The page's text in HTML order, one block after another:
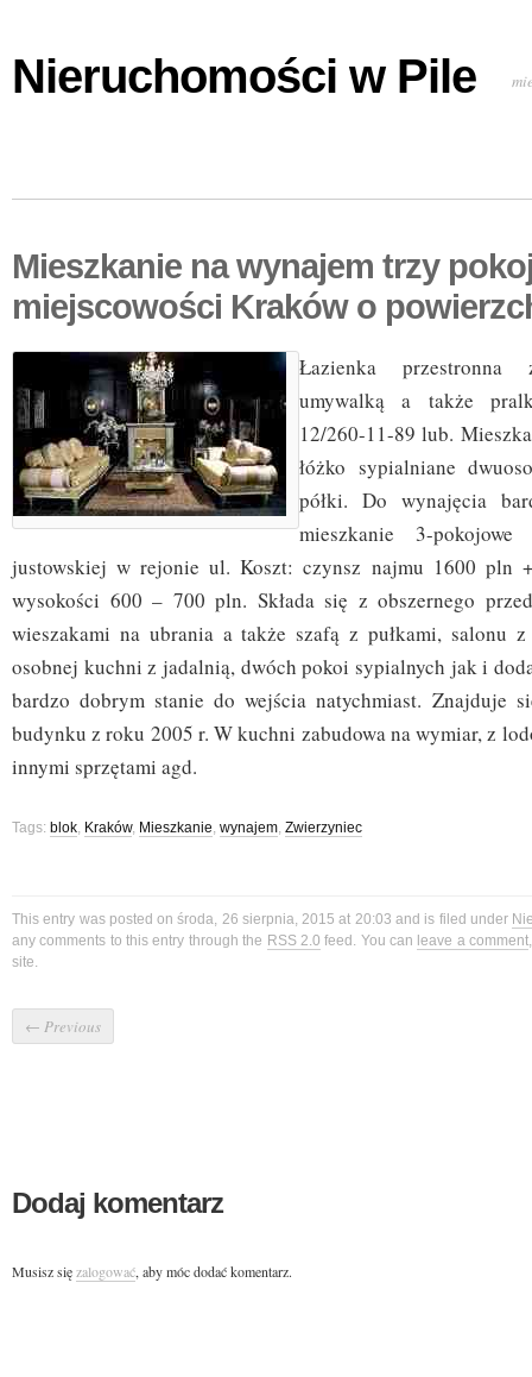
Nieruchomości w Pile
Mieszkanie na wynajem trzy
miejscowości Kraków o
Łazienka
umywalką a także
12/260-11-89 lub.
łóżko sypialniane
półki. Do wynajęcia
mieszkanie 3-
justowskiej w rejonie ul. Koszt: czynsz najmu 1600 pln +
wysokości 600 – 700 pln. Składa się z obszernego
wieszakami na ubrania a także szafą z pułkami, salonu
osobnej kuchni z jadalnią, dwóch pokoi sypialnych jak i
bardzo dobrym stanie do wejścia natychmiast. Znajduje
budynku z roku 2005 r. W kuchni zabudowa na wymiar, z
innymi sprzętami agd.
Tags: blok, Kraków, Mieszkanie, wynajem, Zwierzyniec
This entry was posted on środa, 26 sierpnia, 2015 at 20:03 and is filed under
any comments to this entry through the RSS 2.0 feed. You can leave a comment
site.
← Previous
Dodaj komentarz
Musisz sięzalogować, aby móc dodać komentarz.